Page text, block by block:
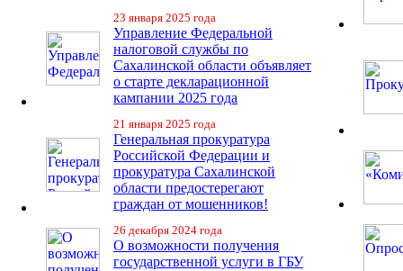
23 января 2025 года
Управление Федеральной
налоговой службы по
Сахалинской области объявляет
о старте декларационной
кампании 2025 года
21 января 2025 года
Генеральная прокуратура
Российской Федерации и
прокуратура Сахалинской
области предостерегают
граждан от мошенников!
26 декабря 2024 года
О возможности получения
государственной услуги в ГБУ